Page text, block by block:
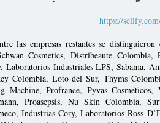
https://
las empresas restantes se
Cosmetics, Distribeaute
Laboratorios Industriales LPS, Sabama,
Colombia, Loto del Sur, Thyms
Machine, Profrance, Pyvas
Proasepsis, Nu Skin Colombia,
Industrias Cory, Laboratorios Ross